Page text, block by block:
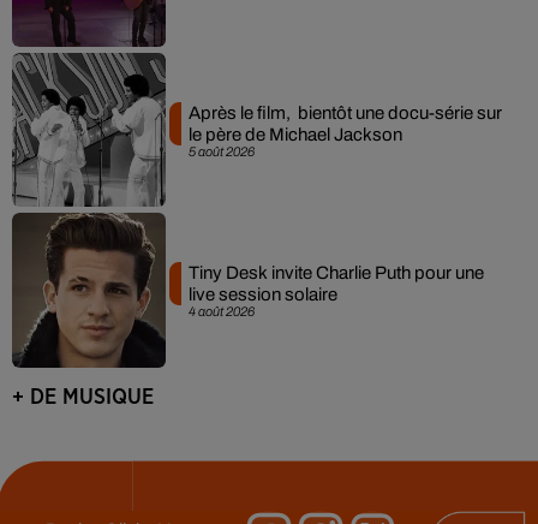
5 août 2026
Après le film, bientôt une docu-série sur
le père de Michael Jackson
4 août 2026
Tiny Desk invite Charlie Puth pour une
live session solaire
+ DE MUSIQUE